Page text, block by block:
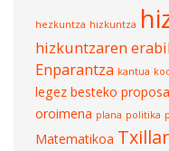
hezkuntza hizkuntza
hizkuntzaren
Enparantza kantua
legez besteko
oroimena plana politika
Matematikoa